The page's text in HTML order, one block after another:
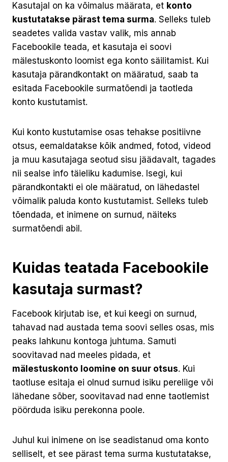
Kasutajal on ka võimalus määrata, et konto
kustutatakse pärast tema surma. Selleks tuleb
seadetes valida vastav valik, mis annab
Facebookile teada, et kasutaja ei soovi
mälestuskonto loomist ega konto säilitamist. Kui
kasutaja pärandkontakt on määratud, saab ta
esitada Facebookile surmatõendi ja taotleda
konto kustutamist.
Kui konto kustutamise osas tehakse positiivne
otsus, eemaldatakse kõik andmed, fotod, videod
ja muu kasutajaga seotud sisu jäädavalt, tagades
nii sealse info täieliku kadumise. Isegi, kui
pärandkontakti ei ole määratud, on lähedastel
võimalik paluda konto kustutamist. Selleks tuleb
tõendada, et inimene on surnud, näiteks
surmatõendi abil.
Kuidas teatada Facebookile
kasutaja surmast?
Facebook kirjutab ise, et kui keegi on surnud,
tahavad nad austada tema soovi selles osas, mis
peaks lahkunu kontoga juhtuma. Samuti
soovitavad nad meeles pidada, et
mälestuskonto loomine on suur otsus. Kui
taotluse esitaja ei olnud surnud isiku pereliige või
lähedane sõber, soovitavad nad enne taotlemist
pöörduda isiku perekonna poole.
Juhul kui inimene on ise seadistanud oma konto
selliselt, et see pärast tema surma kustutatakse,